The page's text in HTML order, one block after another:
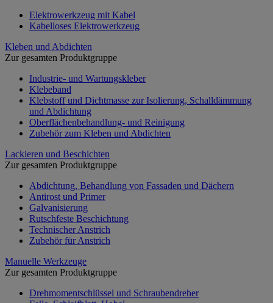
Elektrowerkzeug mit Kabel
Kabelloses Elektrowerkzeug
Kleben und Abdichten
Zur gesamten Produktgruppe
Industrie- und Wartungskleber
Klebeband
Klebstoff und Dichtmasse zur Isolierung, Schalldämmung
und Abdichtung
Oberflächenbehandlung- und Reinigung
Zubehör zum Kleben und Abdichten
Lackieren und Beschichten
Zur gesamten Produktgruppe
Abdichtung, Behandlung von Fassaden und Dächern
Antirost und Primer
Galvanisierung
Rutschfeste Beschichtung
Technischer Anstrich
Zubehör für Anstrich
Manuelle Werkzeuge
Zur gesamten Produktgruppe
Drehmomentschlüssel und Schraubendreher